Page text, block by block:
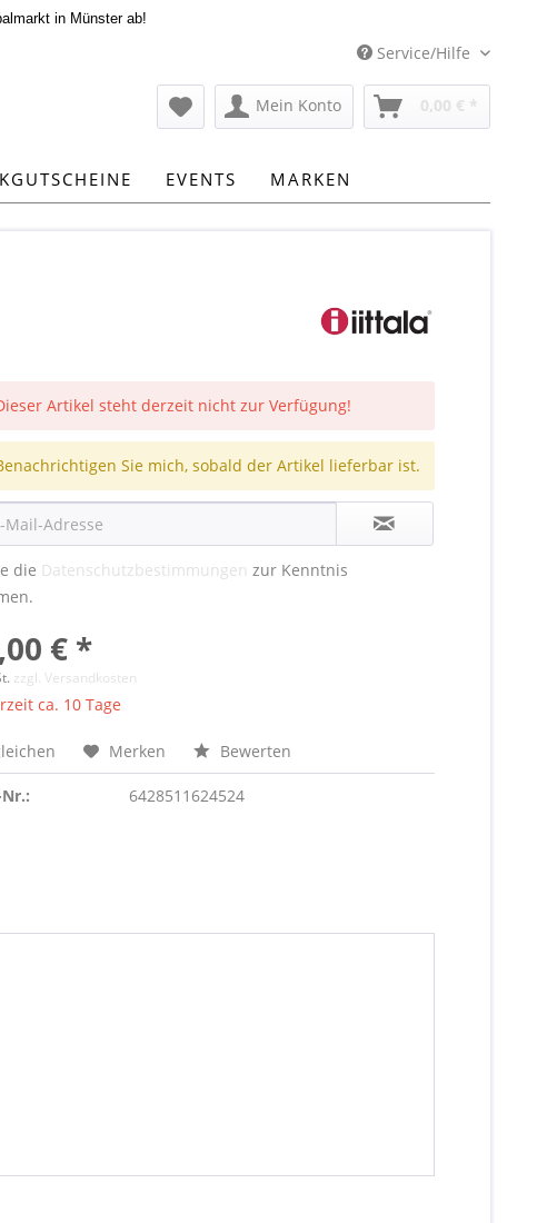
in Münster ab!
Service/Hilfe
Mein Konto 0,00 € *
EVENTS MARKEN
Artikel steht derzeit nicht zur Verfügung!
Sie mich, sobald der Artikel lieferbar ist.
die Datenschutzbestimmungen zur Kenntnis
€ *
zzgl. Versandkosten
ca. 10 Tage
Merken Bewerten
6428511624524